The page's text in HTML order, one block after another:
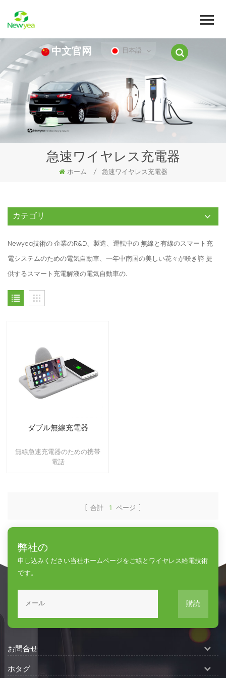
中文官网 日本語
急速ワイヤレス充電器
ホーム / 急速ワイヤレス充電器
カテゴリ
Newyea技術の 企業のR&D、製造、運転中の 無線と有線のスマート充
電システムのための電気自動車、一年中南国の美しい花々が咲き誇 提
供するスマート充電解液の電気自動車の.
ダブル無線充電器
無線急速充電器のための携帯
電話
[ 合計 1 ページ ]
弊社の
申し込みください当社ホームページをご線とワイヤレス給電技術
です。
購読
お問合せ
ホタグ